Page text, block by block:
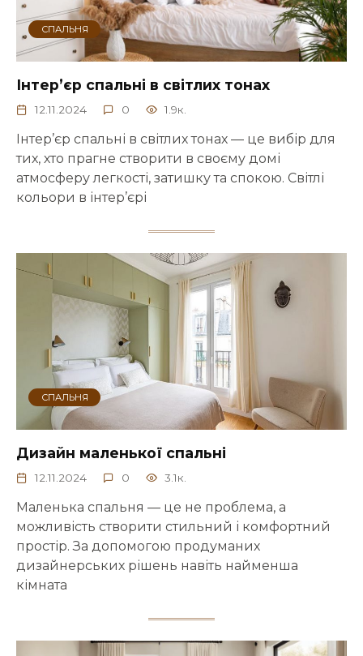
СПАЛЬНЯ
Інтер’єр спальні в світлих тонах
12.11.2024 0 1.9к.
Інтер’єр спальні в світлих тонах — це вибір для
тих, хто прагне створити в своєму домі
атмосферу легкості, затишку та спокою. Світлі
кольори в інтер’єрі
СПАЛЬНЯ
Дизайн маленької спальні
12.11.2024 0 3.1к.
Маленька спальня — це не проблема, а
можливість створити стильний і комфортний
простір. За допомогою продуманих
дизайнерських рішень навіть найменша
кімната